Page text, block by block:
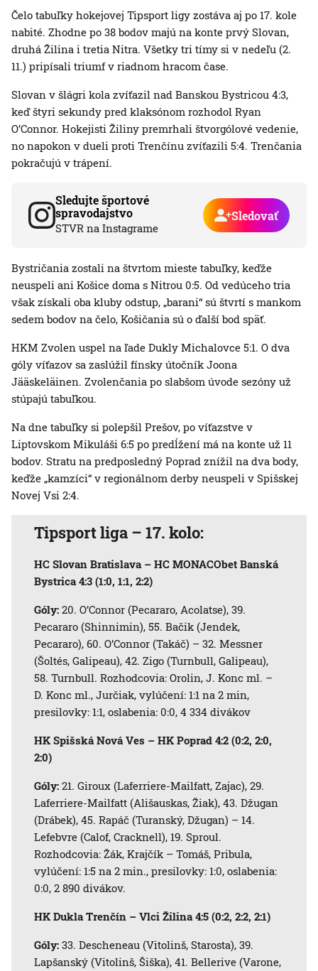
Čelo tabuľky hokejovej Tipsport ligy zostáva aj po 17. kole
nabité. Zhodne po 38 bodov majú na konte prvý Slovan,
druhá Žilina i tretia Nitra. Všetky tri tímy si v nedeľu (2.
11.) pripísali triumf v riadnom hracom čase.
Slovan v šlágri kola zvíťazil nad Banskou Bystricou 4:3,
keď štyri sekundy pred klaksónom rozhodol Ryan
O’Connor. Hokejisti Žiliny premrhali štvorgólové vedenie,
no napokon v dueli proti Trenčínu zvíťazili 5:4. Trenčania
pokračujú v trápení.
Sledujte športové
spravodajstvo
STVR na Instagrame
Sledovať
Bystričania zostali na štvrtom mieste tabuľky, keďže
neuspeli ani Košice doma s Nitrou 0:5. Od vedúceho tria
však získali oba kluby odstup, „barani“ sú štvrtí s mankom
sedem bodov na čelo, Košičania sú o ďalší bod späť.
HKM Zvolen uspel na ľade Dukly Michalovce 5:1. O dva
góly víťazov sa zaslúžil fínsky útočník Joona
Jääskeläinen. Zvolenčania po slabšom úvode sezóny už
stúpajú tabuľkou.
Na dne tabuľky si polepšil Prešov, po víťazstve v
Liptovskom Mikuláši 6:5 po predĺžení má na konte už 11
bodov. Stratu na predposledný Poprad znížil na dva body,
keďže „kamzíci“ v regionálnom derby neuspeli v Spišskej
Novej Vsi 2:4.
Tipsport liga – 17. kolo:
HC Slovan Bratislava – HC MONACObet Banská
Bystrica 4:3 (1:0, 1:1, 2:2)
Góly: 20. O’Connor (Pecararo, Acolatse), 39.
Pecararo (Shinnimin), 55. Bačik (Jendek,
Pecararo), 60. O’Connor (Takáč) – 32. Messner
(Šoltés, Galipeau), 42. Zigo (Turnbull, Galipeau),
58. Turnbull. Rozhodcovia: Orolin, J. Konc ml. –
D. Konc ml., Jurčiak, vylúčení: 1:1 na 2 min,
presilovky: 1:1, oslabenia: 0:0, 4 334 divákov
HK Spišská Nová Ves – HK Poprad 4:2 (0:2, 2:0,
2:0)
Góly: 21. Giroux (Laferriere-Mailfatt, Zajac), 29.
Laferriere-Mailfatt (Ališauskas, Žiak), 43. Džugan
(Drábek), 45. Rapáč (Turanský, Džugan) – 14.
Lefebvre (Calof, Cracknell), 19. Sproul.
Rozhodcovia: Žák, Krajčík – Tomáš, Pribula,
vylúčení: 1:5 na 2 min., presilovky: 1:0, oslabenia:
0:0, 2 890 divákov.
HK Dukla Trenčín – Vlci Žilina 4:5 (0:2, 2:2, 2:1)
Góly: 33. Descheneau (Vitolinš, Starosta), 39.
Lapšanský (Vitolinš, Šiška), 41. Bellerive (Varone,